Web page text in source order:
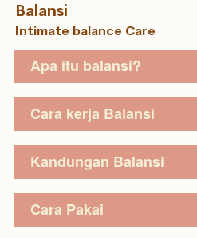
Balansi
Intimate balance Care
Apa itu balansi?
Cara kerja Balansi
Kandungan Balansi
Cara Pakai